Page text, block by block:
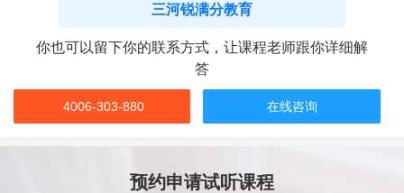
三河锐满分教育
你也可以留下你的联系方式，让课程老师跟你详细解
答
4006-303-880 在线咨询
预约申请试听课程